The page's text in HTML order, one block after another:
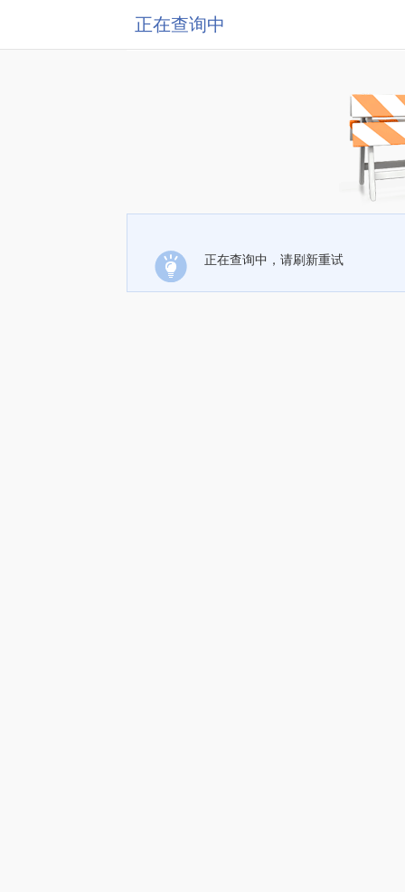
正在查询中
正在查询中，请刷新重试